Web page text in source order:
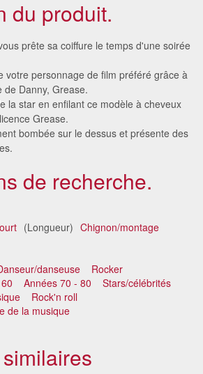
du produit.
prête sa coiffure le temps d'une soirée
votre personnage de film préféré grâce à
Danny, Grease.
la star en enfilant ce modèle à cheveux
Grease.
bombée sur le dessus et présente des
de recherche.
(Longueur) Chignon/montage
danseuse
Rocker
Années 70 - 80
Stars/célébrités
Rock'n roll
de la musique